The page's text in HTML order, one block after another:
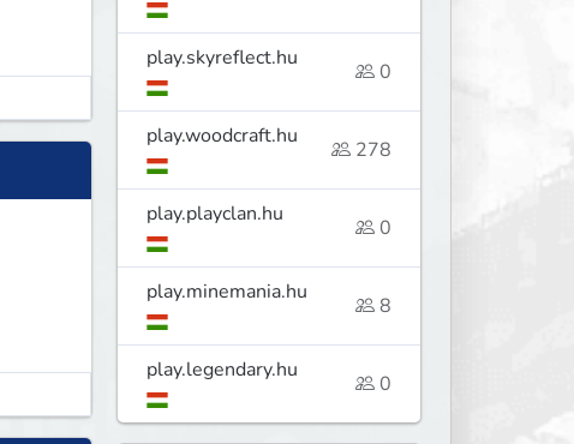
play.skyreflect.hu
0
play.woodcraft.hu
278
play.playclan.hu
0
play.minemania.hu
8
play.legendary.hu
0